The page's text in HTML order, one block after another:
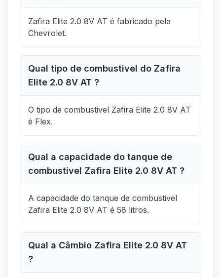
Zafira Elite 2.0 8V AT é fabricado pela
Chevrolet.
Qual tipo de combustivel do Zafira
Elite 2.0 8V AT ?
O tipo de combustivel Zafira Elite 2.0 8V AT
é Flex.
Qual a capacidade do tanque de
combustivel Zafira Elite 2.0 8V AT ?
A capacidade do tanque de combustivel
Zafira Elite 2.0 8V AT é 58 litros.
Qual a Câmbio Zafira Elite 2.0 8V AT
?